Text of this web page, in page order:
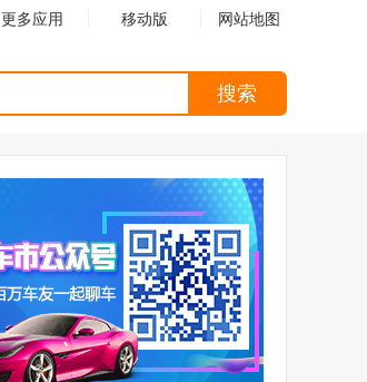
更多应用 移动版 网站地图
搜索